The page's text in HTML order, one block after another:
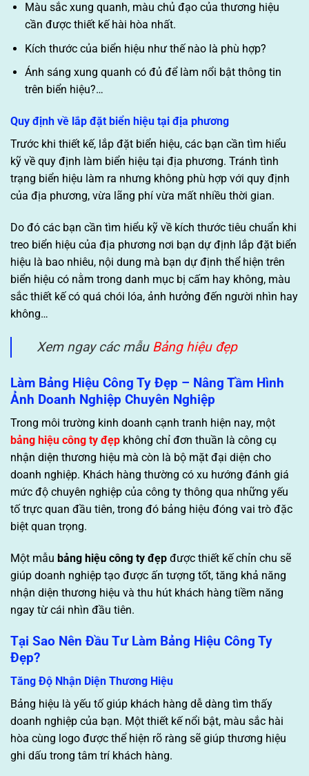
Màu sắc xung quanh, màu chủ đạo của thương hiệu
cần được thiết kế hài hòa nhất.
Kích thước của biển hiệu như thế nào là phù hợp?
Ánh sáng xung quanh có đủ để làm nổi bật thông tin
trên biển hiệu?…
Quy định về lắp đặt biển hiệu tại địa phương
Trước khi thiết kế, lắp đặt biển hiệu, các bạn cần tìm hiểu
kỹ về quy định làm biển hiệu tại địa phương. Tránh tình
trạng biển hiệu làm ra nhưng không phù hợp với quy định
của địa phương, vừa lãng phí vừa mất nhiều thời gian.
Do đó các bạn cần tìm hiểu kỹ về kích thước tiêu chuẩn khi
treo biển hiệu của địa phương nơi bạn dự định lắp đặt biển
hiệu là bao nhiêu, nội dung mà bạn dự định thể hiện trên
biển hiệu có nằm trong danh mục bị cấm hay không, màu
sắc thiết kế có quá chói lóa, ảnh hưởng đến người nhìn hay
không…
Xem ngay các mẫu Bảng hiệu đẹp
Làm Bảng Hiệu Công Ty Đẹp – Nâng Tầm Hình
Ảnh Doanh Nghiệp Chuyên Nghiệp
Trong môi trường kinh doanh cạnh tranh hiện nay, một
bảng hiệu công ty đẹp không chỉ đơn thuần là công cụ
nhận diện thương hiệu mà còn là bộ mặt đại diện cho
doanh nghiệp. Khách hàng thường có xu hướng đánh giá
mức độ chuyên nghiệp của công ty thông qua những yếu
tố trực quan đầu tiên, trong đó bảng hiệu đóng vai trò đặc
biệt quan trọng.
Một mẫu bảng hiệu công ty đẹp được thiết kế chỉn chu sẽ
giúp doanh nghiệp tạo được ấn tượng tốt, tăng khả năng
nhận diện thương hiệu và thu hút khách hàng tiềm năng
ngay từ cái nhìn đầu tiên.
Tại Sao Nên Đầu Tư Làm Bảng Hiệu Công Ty
Đẹp?
Tăng Độ Nhận Diện Thương Hiệu
Bảng hiệu là yếu tố giúp khách hàng dễ dàng tìm thấy
doanh nghiệp của bạn. Một thiết kế nổi bật, màu sắc hài
hòa cùng logo được thể hiện rõ ràng sẽ giúp thương hiệu
ghi dấu trong tâm trí khách hàng.